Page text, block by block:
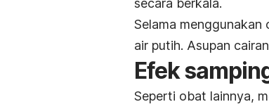
secara berkala.
Selama
air putih. Asupan
Efek
Seperti obat lainnya,